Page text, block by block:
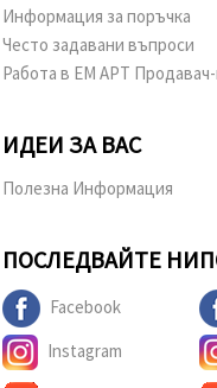
Информация за поръчка
Често задавани въпроси
Работа в ЕМ АРТ
ИДЕИ ЗА ВАС
Полезна Информация
ПОСЛЕДВАЙТЕ НИ
Facebook
Instagram